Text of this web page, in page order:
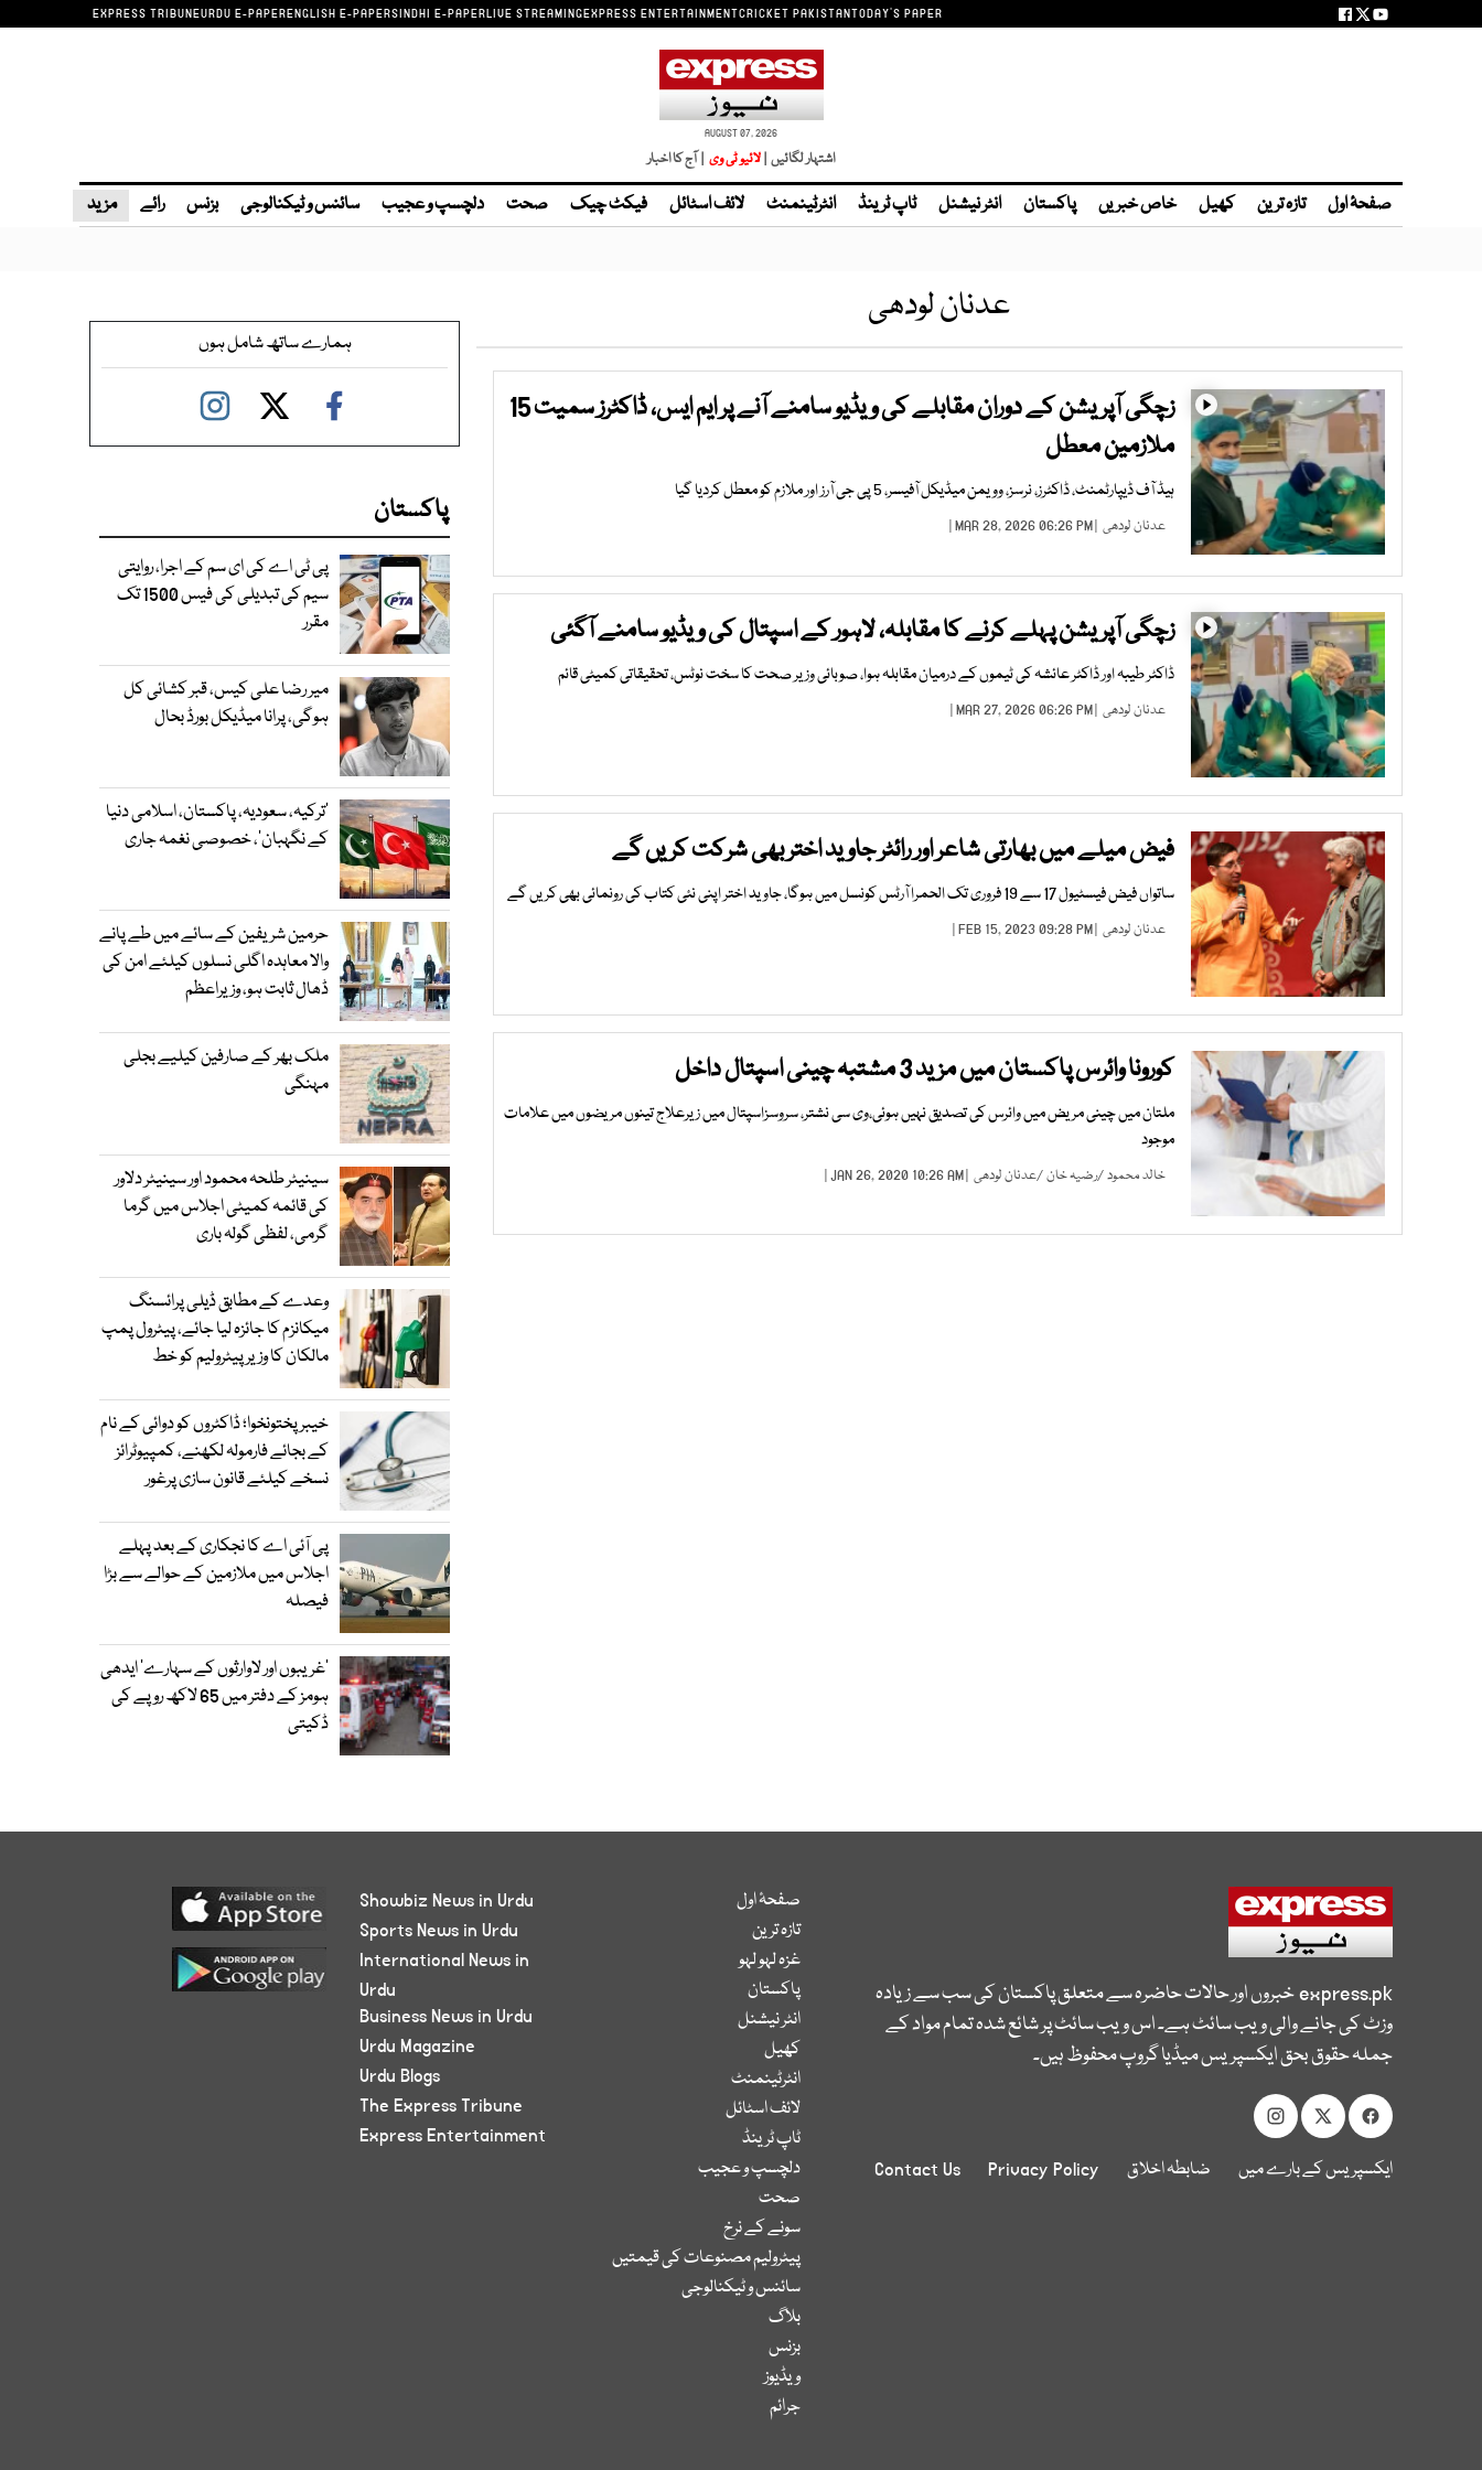
EXPRESS TRIBUNEURDU E-PAPERENGLISH E-PAPERSINDHI E-PAPERLIVE STREAMINGEXPRESS ENTERTAINMENTCRICKET PAKISTANTODAY'S PAPER
AUGUST 07, 2026
اشتہار لگائیں |لائیو ٹی وی | آج کا اخبار
صفحۂ اول تازہ ترین کھیل خاص خبریں پاکستان انٹر نیشنل ٹاپ ٹرینڈ انٹرٹینمنٹ لائف اسٹائل فیکٹ چیک صحت دلچسپ و عجیب سائنس و ٹیکنالوجی بزنس رائے مزید
عدنان لودھی
زچگی آپریشن کے دوران مقابلے کی ویڈیو سامنے آنے پر ایم ایس، ڈاکٹرز سمیت 15
ملازمین معطل
ہیڈ آف ڈیپارٹمنٹ، ڈاکٹرز، نرسز، وویمن میڈیکل آفیسر، 5 پی جی آرز اور ملازم کو معطل کردیا گیا
عدنان لودھی | MAR 28, 2026 06:26 PM |
زچگی آپریشن پہلے کرنے کا مقابلہ، لاہور کے اسپتال کی ویڈیو سامنے آگئی
ڈاکٹر طیبہ اور ڈاکٹر عائشہ کی ٹیموں کے درمیان مقابلہ ہوا، صوبائی وزیر صحت کا سخت نوٹس، تحقیقاتی کمیٹی قائم
عدنان لودھی | MAR 27, 2026 06:26 PM |
فیض میلے میں بھارتی شاعر اور رائٹر جاوید اختر بھی شرکت کریں گے
ساتواں فیض فیسٹیول 17 سے 19 فروری تک الحمرا آرٹس کونسل میں ہوگا، جاوید اختر اپنی نئی کتاب کی رونمائی بھی کریں گے
عدنان لودھی | FEB 15, 2023 09:28 PM |
کورونا وائرس پاکستان میں مزید 3 مشتبہ چینی اسپتال داخل
ملتان میں چینی مریض میں وائرس کی تصدیق نہیں ہوئی،وی سی نشتر، سروسزاسپتال میں زیرعلاج تینوں مریضوں میں علامات
موجود
خالد محمود/رضیہ خان/عدنان لودھی | JAN 26, 2020 10:26 AM |
ہمارے ساتھ شامل ہوں
پاکستان
پی ٹی اے کی ای سم کے اجرا، روایتی
سیم کی تبدیلی کی فیس 1500 تک
مقرر
میر رضا علی کیس، قبر کشائی کل
ہوگی، پرانا میڈیکل بورڈ بحال
‘ترکیہ، سعودیہ، پاکستان، اسلامی دنیا
کے نگہبان’، خصوصی نغمہ جاری
حرمین شریفین کے سائے میں طے پانے
والا معاہدہ اگلی نسلوں کیلئے امن کی
ڈھال ثابت ہو، وزیراعظم
ملک بھر کے صارفین کیلیے بجلی
مہنگی
سینیٹر طلحہ محمود اور سینیٹر دلاور
کی قائمہ کمیٹی اجلاس میں گرما
گرمی، لفظی گولہ باری
وعدے کے مطابق ڈیلی پرائسنگ
میکانزم کا جائزہ لیا جائے، پیٹرول پمپ
مالکان کا وزیرپیٹرولیم کو خط
خیبرپختونخوا؛ ڈاکٹروں کو دوائی کے نام
کے بجائے فارمولہ لکھنے، کمپیوٹرائز
نسخے کیلئے قانون سازی پرغور
پی آئی اے کا نجکاری کے بعد پہلے
اجلاس میں ملازمین کے حوالے سے بڑا
فیصلہ
’غریبوں اور لاوارثوں کے سہارے‘ ایدھی
ہومز کے دفتر میں 65 لاکھ روپے کی
ڈکیتی
express.pkخبروں اور حالات حاضرہ سے متعلق پاکستان کی سب سے زیادہ
وزٹ کی جانے والی ویب سائٹ ہے۔ اس ویب سائٹ پر شائع شدہ تمام مواد کے
جملہ حقوق بحق ایکسپریس میڈیا گروپ محفوظ ہیں۔
ایکسپریس کے بارے میں ضابطہ اخلاق Privacy Policy
Contact Us
صفحۂ اول
تازہ ترین
غزہ لہو لہو
پاکستان
انٹر نیشنل
کھیل
انٹرٹینمنٹ
لائف اسٹائل
ٹاپ ٹرینڈ
دلچسپ و عجیب
صحت
سونے کے نرخ
پیٹرولیم مصنوعات کی قیمتیں
سائنس و ٹیکنالوجی
بلاگ
بزنس
ویڈیوز
جرائم
Showbiz News in Urdu
Sports News in Urdu
International News in
Urdu
Business News in Urdu
Urdu Magazine
Urdu Blogs
The Express Tribune
Express Entertainment